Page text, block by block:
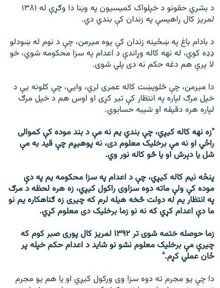
د بشري حقونو د خپلواک کمیسیون په وینا دا وګړې له ۱۳۸۱
لمریز کال راهیسې په زندان کې بندي دي.
د بادام باغ په ښځینه زندان کې یوه میرمن، چې د نوم له ښودلو
ډډه کوي، له نهه کاله وړاندې د اعدام په سزا محکومه شوي، خو
لا پرې هم دغه حکم نه دی پلي شوی.
دا میرمن، چې څلویښت کاله عمری لري، وایي، چې کلونه یې د
خپل مرګ لپاره په انتظار کې تیر کړی او اوس هم د خپل مرګ
لپاره هره دقیقه او شیبه حسابوي.
″زه نهه کاله کیږي، چې بندي یم نه مې د بند موده کې کموالی
راځي او نه مې برخلیک معلوم دی، نه پوهیږم چې قید به مې
شل یا دېرش او یا څو کاله نور وي.
پنځه نیم کاله کیږي، چې د اعدام په سزا محکومه یم په دې
موده کې ولې ماته دوه سزاوی راکول کیږي، زه هره لحظه د مرګ
په انتظار یم له دولت څخه هیله لرم که چیری زه ګناهکاره یم نو
ما دې اعدام کړي که نه نو زما برخلیک دی معلوم کړي.
زما حوصله ختمه شوی تر ۱۳۹۲ لمریز کال پوری صبر کوم که
چیرې مې برخلیک معلوم نشو نو شاید د اعدام حکم خپله پر
ځان عملي کړم.″
دا چې یو مجرم ته دوه سزا وی ورکول کیږي او یا هم یو مجرم